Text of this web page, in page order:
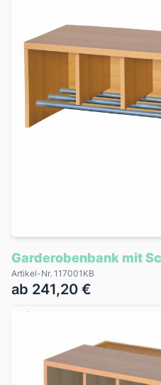
Garderobenbank mit
Artikel-Nr. 117001KB
ab 241,20 €